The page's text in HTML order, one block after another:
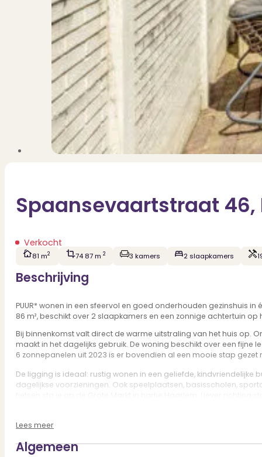
Spaansevaartstraat 46,
Verkocht
81 m2 74 87 m2 3 kamers 2 slaapkamers
Beschrijving
PUUR* wonen in een sfeervol en goed onderhouden gezinshuis
86 m², beschikt over 2 slaapkamers en een zonnige achtertuin
Bij binnenkomst valt direct de warme uitstraling van het huis op.
maakt in het dagelijks gebruik. De woning beschikt over een
6 zonnepanelen uit 2023 is er bovendien al een mooie stap
De ligging is ideaal: rustig wonen in een geliefde,
dagelijkse voorzieningen. Ook speelplaatsen, basisscholen,
Goed om te weten:
* Funderingsrisico laag, ABC
Lees meer
Algemeen